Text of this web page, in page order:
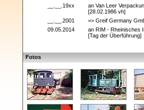
__.__.19xx
an Van Leer
[28.02.1986 vh]
__.__.2001
=> Greif Germany
09.05.2014
an RIM - Rheinisches
[Tag der Überführung]
Fotos